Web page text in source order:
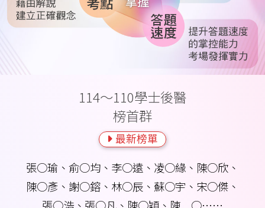
114～110學士後醫
榜首群
最新榜單
張○瑜、俞○均、李○遠、凌○緣、陳○欣、
陳○彥、謝○鎔、林○辰、蘇○宇、宋○傑、